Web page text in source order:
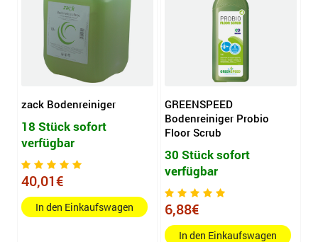
zack Bodenreiniger
18 Stück sofort
verfügbar
40,01€
In den Einkaufswagen
GREENSPEED
Bodenreiniger Probio
Floor Scrub
30 Stück sofort
verfügbar
6,88€
In den Einkaufswagen